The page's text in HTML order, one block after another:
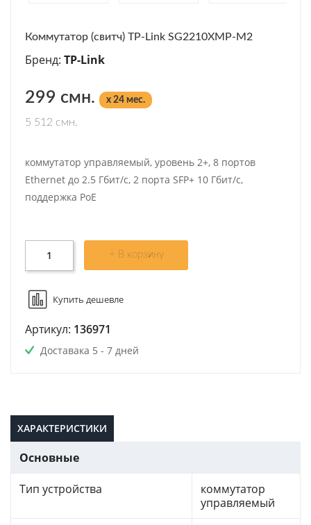
Коммутатор (свитч) TP-Link SG2210XMP-M2
Бренд: TP-Link
299 смн. x 24 мес.
5 512 смн.
коммутатор управляемый, уровень 2+, 8 портов
Ethernet до 2.5 Гбит/с, 2 порта SFP+ 10 Гбит/с,
поддержка PoE
+ В корзину
Купить дешевле
Артикул: 136971
Доставака 5 - 7 дней
ХАРАКТЕРИСТИКИ
Основные
Тип устройства
коммутатор
управляемый